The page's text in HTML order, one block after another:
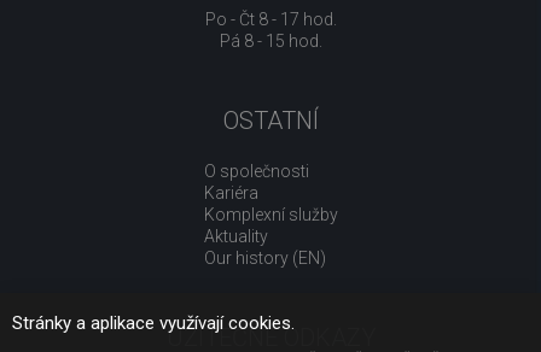
Po - Čt 8 - 17 hod.
Pá 8 - 15 hod.
OSTATNÍ
O společnosti
Kariéra
Komplexní služby
Aktuality
Our history (EN)
UŽITEČNÉ ODKAZY
Stránky a aplikace využívají cookies.